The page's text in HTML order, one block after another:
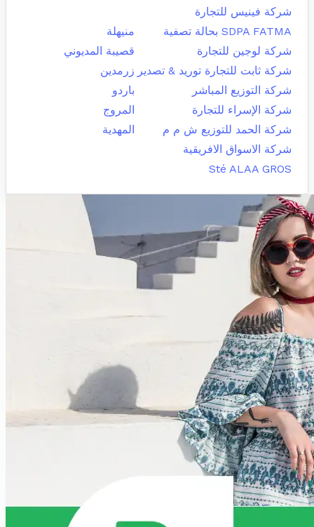
شركة فينيس للتجارة
SDPA FATMA بحالة تصفية
منيهلة
شركة لوجين للتجارة
قصيبة المديوني
شركة ثابت للتجارة توريد & تصدير زرمدين
شركة التوزيع المباشر
باردو
شركة الإسراء للتجارة
المروج
شركة الحمد للتوزيع ش م م
المهدية
شركة الاسواق الافريقية
Sté ALAA GROS